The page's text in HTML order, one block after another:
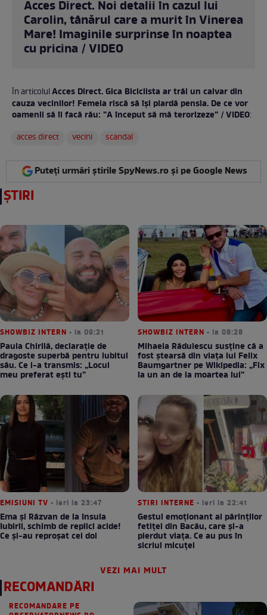
Acces Direct. Noi detalii în cazul lui
Carolin, tânărul care a murit în Vinerea
Mare! Imaginile surprinse în noaptea
cu pricina / VIDEO
În articolulAcces Direct. Gica Biciclista ar trăi un calvar din
cauza vecinilor! Femeia riscă să își piardă pensia. De ce vor
oamenii să îi facă rău: ”A început să mă terorizeze” / VIDEO:
acces direct
vecini scandal
Puteți urmări știrile SpyNews.ro și pe Google News
ȘTIRI
SHOWBIZ INTERN • la 09:21
Paula Chirilă, declarație de
dragoste superbă pentru iubitul
său. Ce i-a transmis: „Locul
meu preferat ești tu”
SHOWBIZ INTERN • la 08:28
Mihaela Rădulescu susține că a
fost ștearsă din viața lui Felix
Baumgartner pe Wikipedia: „Fix
la un an de la moartea lui”
EMISIUNI TV • ieri la 23:47
Ema și Răzvan de la Insula
Iubirii, schimb de replici acide!
Ce și-au reproșat cei doi
STIRI INTERNE • ieri la 22:41
Gestul emoționant al părinților
fetiței din Bacău, care și-a
pierdut viața. Ce au pus în
sicriul micuței
VEZI MAI MULT
RECOMANDĂRI
RECOMANDARE PE